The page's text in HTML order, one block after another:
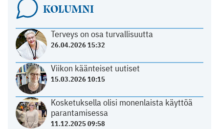
KOLUMNI
Terveys on osa turvallisuutta
26.04.2026 15:32
Viikon käänteiset uutiset
15.03.2026 10:15
Kosketuksella olisi monenlaista käyttöä
parantamisessa
11.12.2025 09:58